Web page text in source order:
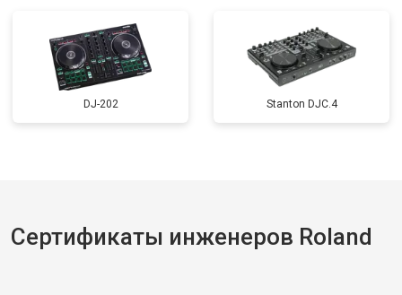
DJ-202 Stanton DJC.4
Сертификаты инженеров Roland